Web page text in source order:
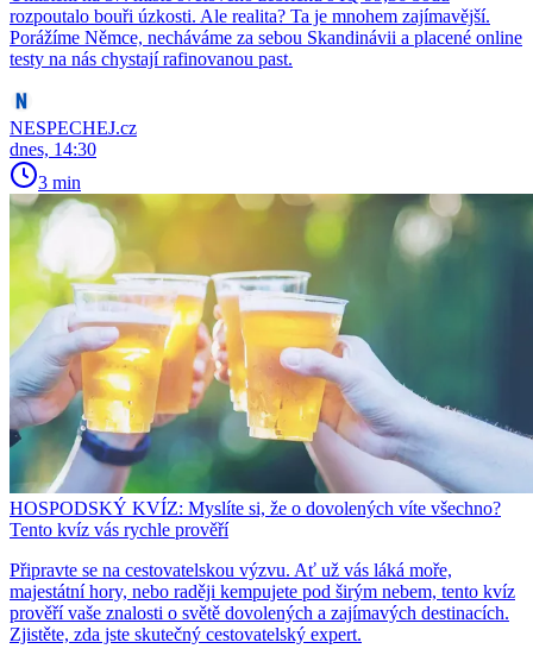
rozpoutalo bouři úzkosti. Ale realita? Ta je mnohem zajímavější.
Porážíme Němce, necháváme za sebou Skandinávii a placené online
testy na nás chystají rafinovanou past.
NESPECHEJ.cz
dnes, 14:30
3 min
HOSPODSKÝ KVÍZ: Myslíte si, že o dovolených víte všechno?
Tento kvíz vás rychle prověří
Připravte se na cestovatelskou výzvu. Ať už vás láká moře,
majestátní hory, nebo raději kempujete pod širým nebem, tento kvíz
prověří vaše znalosti o světě dovolených a zajímavých destinacích.
Zjistěte, zda jste skutečný cestovatelský expert.